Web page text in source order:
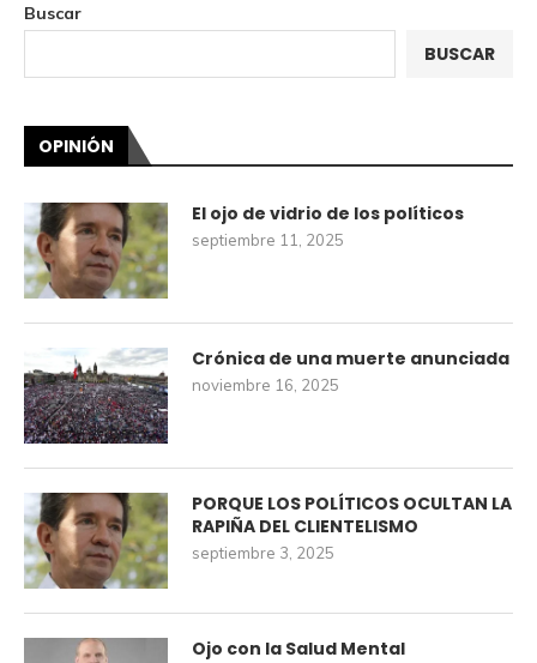
Buscar
BUSCAR
OPINIÓN
El ojo de vidrio de los políticos
septiembre 11, 2025
Crónica de una muerte anunciada
noviembre 16, 2025
PORQUE LOS POLÍTICOS OCULTAN LA
RAPIÑA DEL CLIENTELISMO
septiembre 3, 2025
Ojo con la Salud Mental